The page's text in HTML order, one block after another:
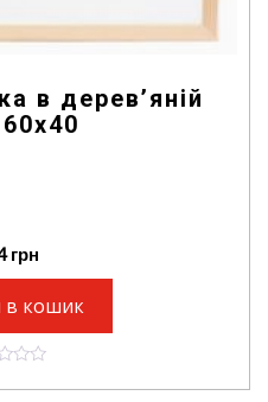
в дерев’яній
грн
в кошик